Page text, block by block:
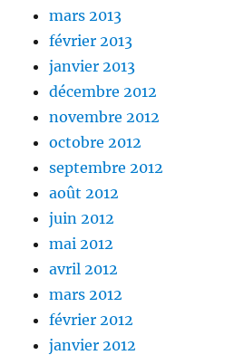
mars 2013
février 2013
janvier 2013
décembre 2012
novembre 2012
octobre 2012
septembre 2012
août 2012
juin 2012
mai 2012
avril 2012
mars 2012
février 2012
janvier 2012